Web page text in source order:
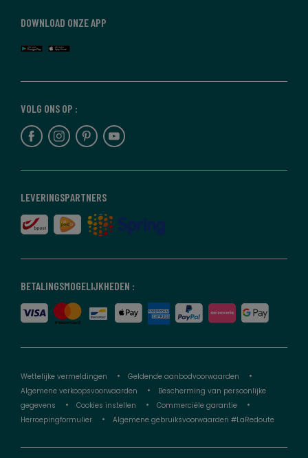
BETALINGSMOGELIJKHEDEN :
LEVERINGSPARTNERS
VOLG ONS OP :
DOWNLOAD ONZE APP
Wettelijke vermeldingen
Geldende aanbodvoorwaarden
Algemene verkoopsvoorwaarden
Bescherming van persoonlijke
gegevens
Cookies instellen
Commerciële garantie
Herroepingformulier
Algemene gebruiksvoorwaarden #LaRedoute